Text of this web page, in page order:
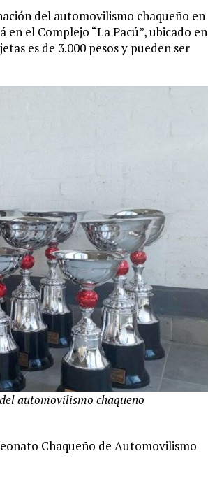
del automovilismo chaqueño en
el Complejo “La Pacú”, ubicado en
es de 3.000 pesos y pueden ser
automovilismo chaqueño
Chaqueño de Automovilismo